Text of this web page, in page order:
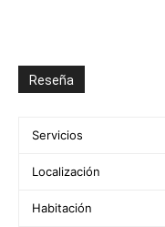
Reseña
Servicios
Localización
Habitación